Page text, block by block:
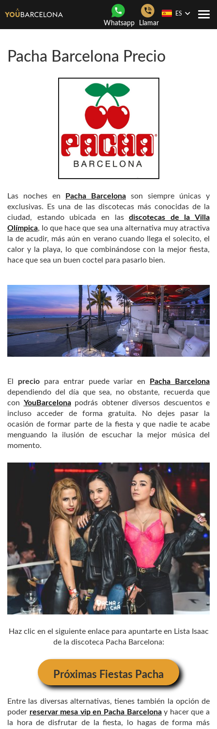
Whatsapp Llamar
ES
Pacha Barcelona Precio
Las noches en Pacha Barcelona son siempre únicas y
exclusivas. Es una de las discotecas más conocidas de la
ciudad, estando ubicada en lasdiscotecas de la Villa
Olímpica, lo que hace que sea una alternativa muy atractiva
la de acudir, más aún en verano cuando llega el solecito, el
calor y la playa, lo que combinándose con la mejor fiesta,
hace que sea un buen coctel para pasarlo bien.
El preciopara entrar puede variar en
Pacha Barcelona
dependiendo del día que sea, no obstante, recuerda que
con YouBarcelonapodrás obtener diversos descuentos e
incluso acceder de forma gratuita. No dejes pasar la
ocasión de formar parte de la fiesta y que nadie te acabe
menguando la ilusión de escuchar la mejor música del
momento.
Haz clic en el siguiente enlace para apuntarte en Lista Isaac
de la discoteca Pacha Barcelona:
Próximas Fiestas Pacha
Entre las diversas alternativas, tienes también la opción de
poder reservar mesa vip en Pacha Barcelonay hacer que a
la hora de disfrutar de la fiesta, lo hagas de forma más